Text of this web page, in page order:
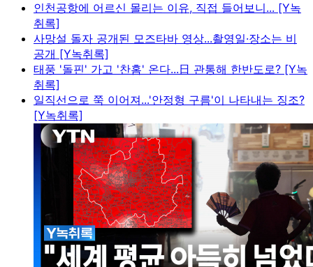
인천공항에 어르신 몰리는 이유, 직접 들어보니... [Y녹
취록]
사망설 돌자 공개된 모즈타바 영상...촬영일·장소는 비
공개 [Y녹취록]
태풍 '돌핀' 가고 '찬홈' 온다...日 관통해 한반도로? [Y녹
취록]
일직선으로 쭉 이어져...'안정형 구름'이 나타내는 징조?
[Y녹취록]